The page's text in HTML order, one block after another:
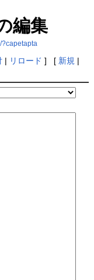
編集
?capetapta
| リロード ] [ 新規 |